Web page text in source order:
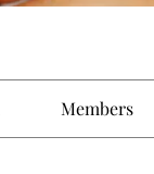
Members